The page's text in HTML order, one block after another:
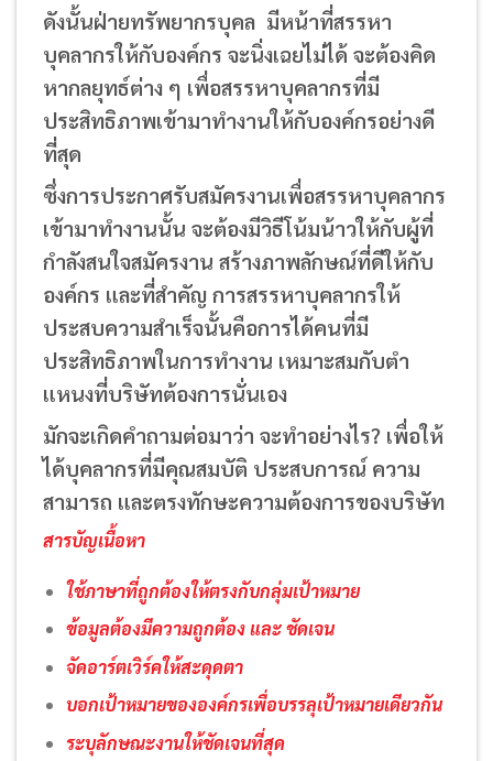
ดังนั้นฝ่ายทรัพยากรบุคล มีหน้าที่สรรหา
บุคลากรให้กับองค์กร จะนิ่งเฉยไม่ได้ จะต้องคิด
หากลยุทธ์ต่าง ๆ เพื่อสรรหาบุคลากรที่มี
ประสิทธิภาพเข้ามาทำงานให้กับองค์กรอย่างดี
ที่สุด
ซึ่งการประกาศรับสมัครงานเพื่อสรรหาบุคลากร
เข้ามาทำงานนั้น จะต้องมีวิธีโน้มน้าวให้กับผู้ที่
กำลังสนใจสมัครงาน สร้างภาพลักษณ์ที่ดีให้กับ
องค์กร และที่สำคัญ การสรรหาบุคลากรให้
ประสบความสำเร็จนั้นคือการได้คนที่มี
ประสิทธิภาพในการทำงาน เหมาะสมกับตำ
แหนงที่บริษัทต้องการนั่นเอง
มักจะเกิดคำถามต่อมาว่า จะทำอย่างไร? เพื่อให้
ได้บุคลากรที่มีคุณสมบัติ ประสบการณ์ ความ
สามารถ และตรงทักษะความต้องการของบริษัท
สารบัญเนื้อหา
ใช้ภาษาที่ถูกต้องให้ตรงกับกลุ่มเป้าหมาย
ข้อมูลต้องมีความถูกต้อง และ ชัดเจน
จัดอาร์ตเวิร์คให้สะดุดตา
บอกเป้าหมายขององค์กรเพื่อบรรลุเป้าหมายเดียวกัน
ระบุลักษณะงานให้ชัดเจนที่สุด